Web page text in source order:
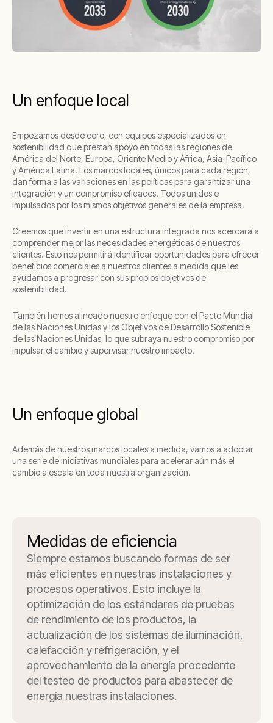
Un enfoque local
Empezamos desde cero, con equipos especializados en
sostenibilidad que prestan apoyo en todas las regiones de
América del Norte, Europa, Oriente Medio y África, Asia-Pacífico
y América Latina. Los marcos locales, únicos para cada región,
dan forma a las variaciones en las políticas para garantizar una
integración y un compromiso eficaces. Todos unidos e
impulsados por los mismos objetivos generales de la empresa.
Creemos que invertir en una estructura integrada nos acercará a
comprender mejor las necesidades energéticas de nuestros
clientes. Esto nos permitirá identificar oportunidades para ofrecer
beneficios comerciales a nuestros clientes a medida que les
ayudamos a progresar con sus propios objetivos de
sostenibilidad.
También hemos alineado nuestro enfoque con el Pacto Mundial
de las Naciones Unidas y los Objetivos de Desarrollo Sostenible
de las Naciones Unidas, lo que subraya nuestro compromiso por
impulsar el cambio y supervisar nuestro impacto.
Un enfoque global
Además de nuestros marcos locales a medida, vamos a adoptar
una serie de iniciativas mundiales para acelerar aún más el
cambio a escala en toda nuestra organización.
Medidas de eficiencia
Siempre estamos buscando formas de ser
más eficientes en nuestras instalaciones y
procesos operativos. Esto incluye la
optimización de los estándares de pruebas
de rendimiento de los productos, la
actualización de los sistemas de iluminación,
calefacción y refrigeración, y el
aprovechamiento de la energía procedente
del testeo de productos para abastecer de
energía nuestras instalaciones.